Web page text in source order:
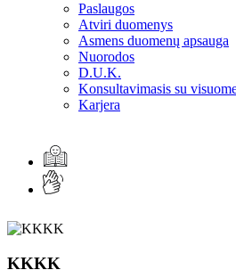
Paslaugos
Atviri duomenys
Asmens duomenų apsauga
Nuorodos
D.U.K.
Konsultavimasis su
Karjera
KKKK